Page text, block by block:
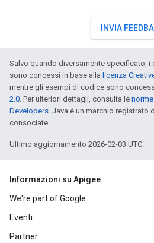
INVIA
Salvo quando diversamente specificato, i
sono concessi in base alla licenza
mentre gli esempi di codice sono
2.0. Per ulteriori dettagli, consulta le
Developers. Java è un marchio registrato
consociate.
Ultimo aggiornamento 2026-02-03 UTC.
Informazioni su Apigee
We're part of Google
Eventi
Partner